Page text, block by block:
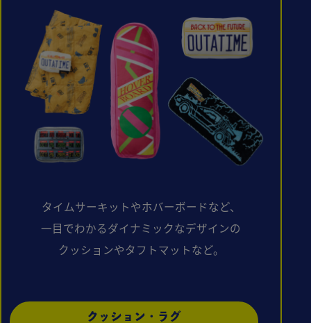
タイムサーキットやホバーボードなど、
一目でわかるダイナミックなデザインの
クッションやタフトマットなど。
クッション・ラグ